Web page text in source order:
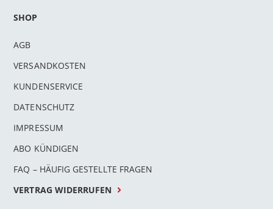
SHOP
AGB
VERSANDKOSTEN
KUNDENSERVICE
DATENSCHUTZ
IMPRESSUM
ABO KÜNDIGEN
FAQ – HÄUFIG GESTELLTE FRAGEN
VERTRAG WIDERRUFEN